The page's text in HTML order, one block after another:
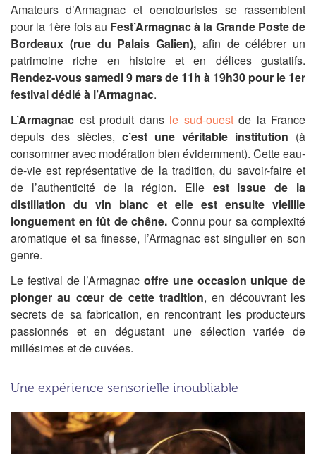
Amateurs d’Armagnac et oenotouristes se rassemblent
pour la 1ère fois au Fest’Armagnac à la Grande Poste de
Bordeaux (rue du Palais Galien), afin de célébrer un
patrimoine riche en histoire et en délices gustatifs.
Rendez-vous samedi 9 mars de 11h à 19h30 pour le 1er
festival dédié à l’Armagnac.
L’Armagnac est produit dans le sud-ouestde la France
depuis des siècles, c’est une véritable institution (à
consommer avec modération bien évidemment). Cette eau-
de-vie est représentative de la tradition, du savoir-faire et
de l’authenticité de la région. Elle est issue de la
distillation du vin blanc et elle est ensuite vieillie
longuement en fût de chêne. Connu pour sa complexité
aromatique et sa finesse, l’Armagnac est singulier en son
genre.
Le festival de l’Armagnac offre une occasion unique de
plonger au cœur de cette tradition, en découvrant les
secrets de sa fabrication, en rencontrant les producteurs
passionnés et en dégustant une sélection variée de
millésimes et de cuvées.
Une expérience sensorielle inoubliable